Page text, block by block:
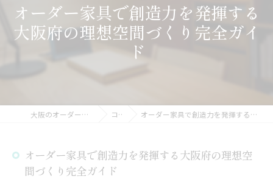
オーダー家具で創造力を発揮する
大阪府の理想空間づくり完全ガイ
ド
大阪のオーダー家具ならサンウッド コラム オーダー家具で創造力を発揮する大阪府の理想空間づくり完全ガイド
オーダー家具で創造力を発揮する大阪府の理想空
間づくり完全ガイド